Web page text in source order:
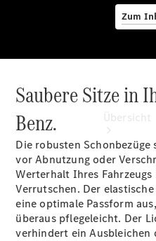
Zum
Anbieter
Startseite
Saubere Sitze in
Benz.
Die robusten
vor Abnutzung oder
Werterhalt Ihres Fahrzeugs
Verrutschen. Der
eine optimale Passform
überaus pflegeleicht. Der
verhindert ein Ausbleichen